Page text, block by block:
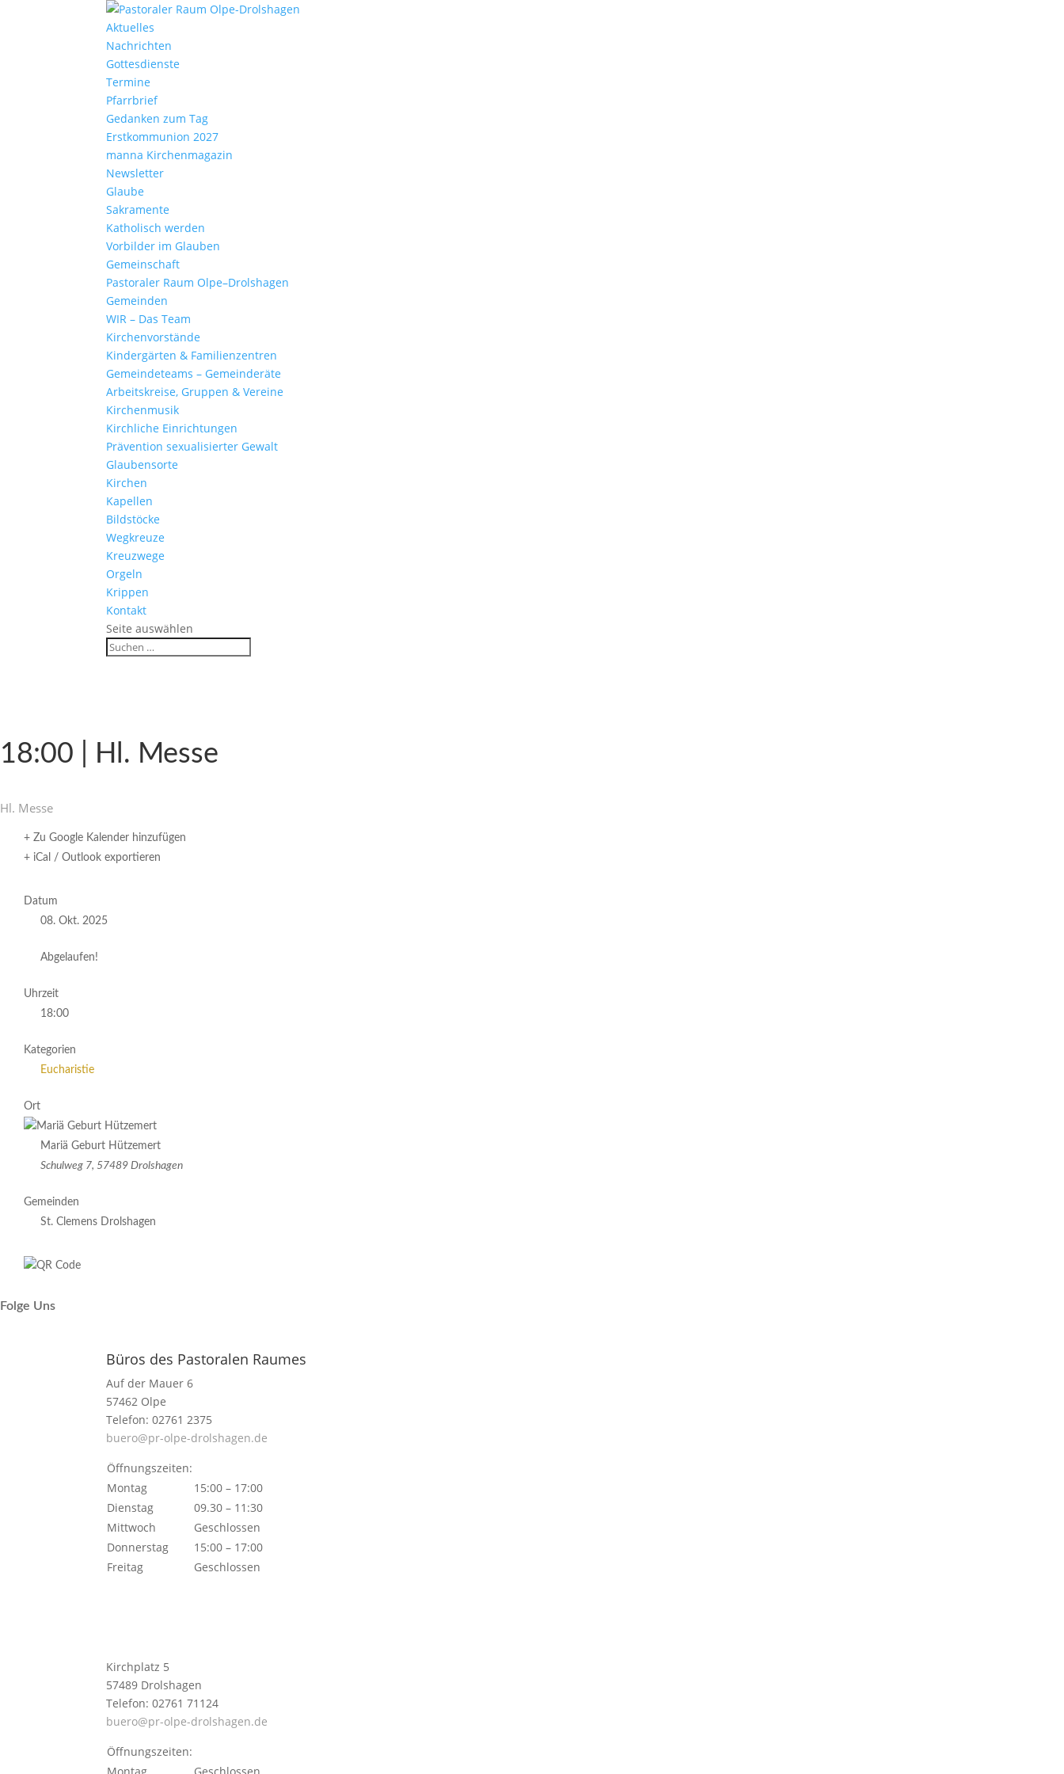
Aktu­elles
Nach­richten
Gottes­dienste
Termine
Pfarr­brief
Gedanken zum Tag
Erst­kom­mu­nion 2027
manna Kirchen­ma­gazin
News­letter
Glaube
Sakra­mente
Katho­lisch werden
Vorbilder im Glauben
Gemein­schaft
Pasto­raler Raum Olpe–Drolshagen
Gemeinden
WIR – Das Team
Kirchen­vor­stände
Kinder­gärten & Familienzentren
Gemein­de­teams – Gemeinderäte
Arbeits­kreise, Gruppen & Vereine
Kirchen­musik
Kirch­liche Einrichtungen
Präven­tion sexua­li­sierter Gewalt
Glau­ben­s­orte
Kirchen
Kapellen
Bild­stöcke
Wegkreuze
Kreuz­wege
Orgeln
Krippen
Kontakt
Seite auswählen
18:00 | Hl. Messe
Hl. Messe
+ Zu Google Kalender hinzufügen
+ iCal / Outlook exportieren
Datum
08. Okt. 2025
Abgelaufen!
Uhrzeit
18:00
Kategorien
Eucharistie
Ort
Mariä Geburt Hützemert
Schulweg 7, 57489 Drolshagen
Gemeinden
St. Clemens Drolshagen
Folge Uns
Büros des Pastoralen Raumes
Auf der Mauer 6
57462 Olpe
Telefon: 02761 2375
buero@pr-olpe-drolshagen.de
Öffnungszeiten:
Montag
15:00 – 17:00
Dienstag
09.30 – 11:30
Mittwoch
Geschlossen
Donnerstag
15:00 – 17:00
Freitag
Geschlossen
Kirchplatz 5
57489 Drolshagen
Telefon: 02761 71124
buero@pr-olpe-drolshagen.de
Öffnungszeiten: